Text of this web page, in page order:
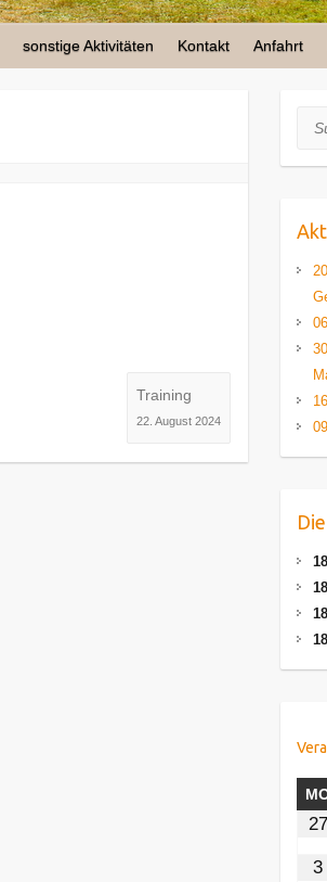
sonstige Aktivitäten Kontakt Anfahrt
Training
22. August 2024
27
33.